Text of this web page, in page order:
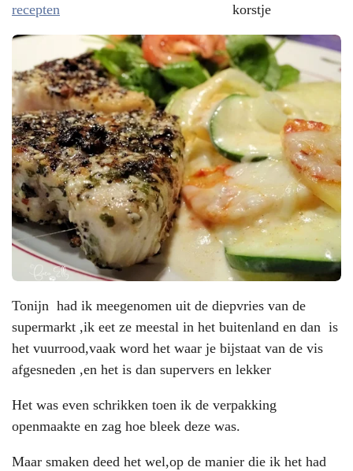
recepten
korstje
Tonijn had ik meegenomen uit de diepvries van de
supermarkt ,ik eet ze meestal in het buitenland en dan is
het vuurrood,vaak word het waar je bijstaat van de vis
afgesneden ,en het is dan supervers en lekker
Het was even schrikken toen ik de verpakking
openmaakte en zag hoe bleek deze was.
Maar smaken deed het wel,op de manier die ik het had